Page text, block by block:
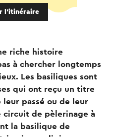
l’itinéraire
riche histoire
à chercher longtemps
Les basiliques sont
qui ont reçu un titre
leur passé ou de leur
de pèlerinage à
la basilique de